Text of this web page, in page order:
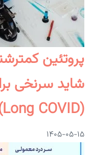
پروتئین
شاید سرنخی
(Long COVID) باشد
۱۴۰۵-۰۵-۱۵